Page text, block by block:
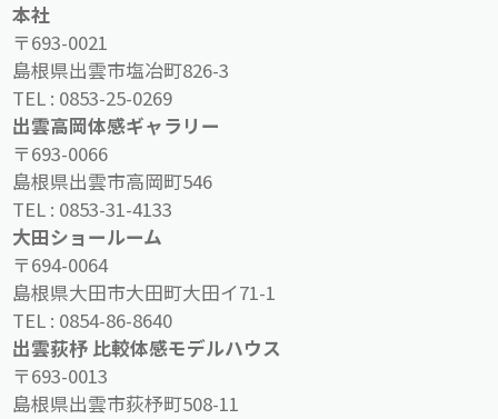
本社
〒693-0021
島根県出雲市塩冶町826-3
TEL : 0853-25-0269
出雲高岡体感ギャラリー
〒693-0066
島根県出雲市高岡町546
TEL : 0853-31-4133
大田ショールーム
〒694-0064
島根県大田市大田町大田イ71-1
TEL : 0854-86-8640
出雲荻杼 比較体感モデルハウス
〒693-0013
島根県出雲市荻杼町508-11